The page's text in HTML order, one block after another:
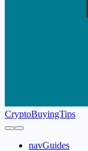
CryptoBuyingTips
navGuides